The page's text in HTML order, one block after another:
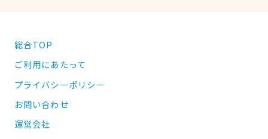
総合TOP
ご利用にあたって
プライバシーポリシー
お問い合わせ
運営会社